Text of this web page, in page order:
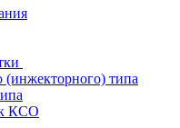
типа
КСО